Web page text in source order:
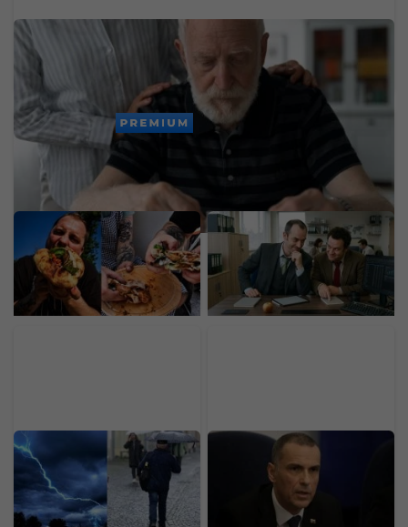
Chceš sa vyhnúť demencii v starobe? Zmenou
troch návykov medzi 45. a 65. rokom získaš vyše
dekádu zdravého života
PREMIUM
Mladý Ukrajinec otvoril v
Bratislave nový street
food za 30-tisíc eur. Prax
získal v michelinských
reštauráciách
Slováci sú majstri v
daňových únikoch: V
rebríčku sme porazili aj
Mongolsko, takto
vyzerajú naše praktiky
SHMÚ zvyšuje výstrahy:
Búrky s krúpami
zasiahnu stred aj východ,
na týchto miestach
hrozia bleskové povodne
Hlasy voličov nemali
rovnakú váhu: Žilinka
podal 8 protestov proti
volebným obvodom,
týkajú sa miest aj krajov